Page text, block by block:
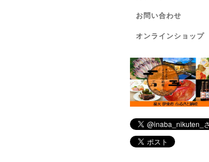
お問い合わせ
オンラインショップ